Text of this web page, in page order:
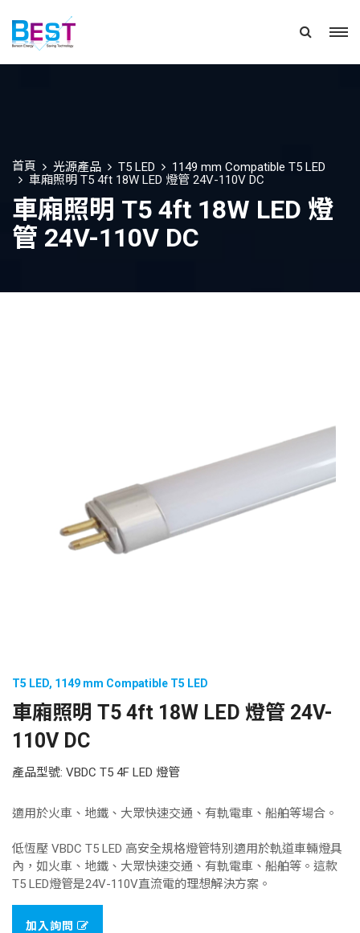
首頁 光源產品 T5 LED
1149 mm Compatible T5 LED
車廂照明 T5 4ft 18W LED 燈管 24V-110V DC
車廂照明 T5 4ft 18W LED 燈
管 24V-110V DC
T5 LED, 1149 mm Compatible T5 LED
車廂照明 T5 4ft 18W LED 燈管 24V-
110V DC
產品型號: VBDC T5 4F LED 燈管
適用於火車、地鐵、大眾快速交通、有軌電車、船舶等場合。
低恆壓 VBDC T5 LED 高安全規格燈管特別適用於軌道車輛燈具
內，如火車、地鐵、大眾快速交通、有軌電車、船舶等。這款
T5 LED燈管是24V-110V直流電的理想解決方案。
加入詢問